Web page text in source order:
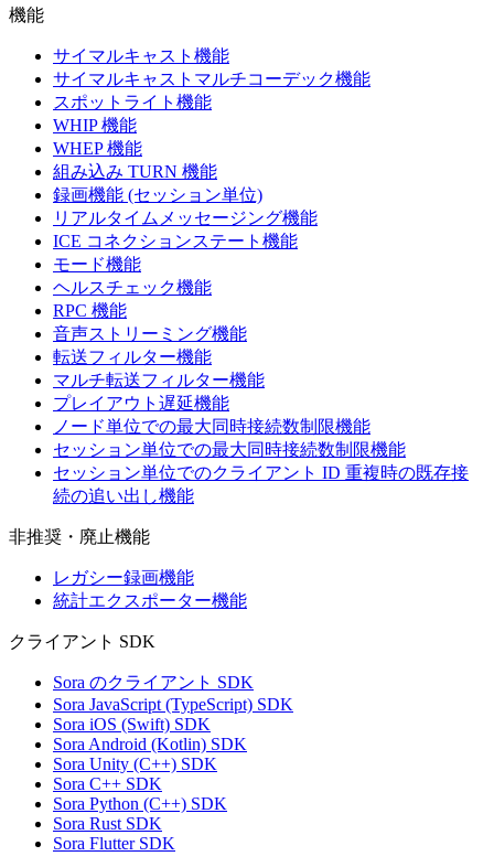
機能
サイマルキャスト機能
サイマルキャストマルチコーデック機能
スポットライト機能
WHIP 機能
WHEP 機能
組み込み TURN 機能
録画機能 (セッション単位)
リアルタイムメッセージング機能
ICE コネクションステート機能
モード機能
ヘルスチェック機能
RPC 機能
音声ストリーミング機能
転送フィルター機能
マルチ転送フィルター機能
プレイアウト遅延機能
ノード単位での最大同時接続数制限機能
セッション単位での最大同時接続数制限機能
セッション単位でのクライアント ID 重複時の既存接
続の追い出し機能
非推奨・廃止機能
レガシー録画機能
統計エクスポーター機能
クライアント SDK
Sora のクライアント SDK
Sora JavaScript (TypeScript) SDK
Sora iOS (Swift) SDK
Sora Android (Kotlin) SDK
Sora Unity (C++) SDK
Sora C++ SDK
Sora Python (C++) SDK
Sora Rust SDK
Sora Flutter SDK